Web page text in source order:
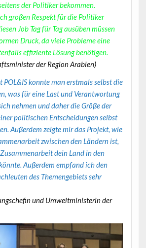
der Politiker bekommen.
großen Respekt für die Politiker
Job Tag für Tag ausüben müssen
Druck, da viele Probleme eine
effiziente Lösung benötigen.
der Region Arabien)
POL&IS konnte man erstmals selbst die
was für eine Last und Verantwortung
nehmen und daher die Größe der
politischen Entscheidungen selbst
Außerdem zeigte mir das Projekt, wie
zwischen den Ländern ist,
dein Land in den
Außerdem empfand ich den
des Themengebiets sehr
und Umweltministerin der